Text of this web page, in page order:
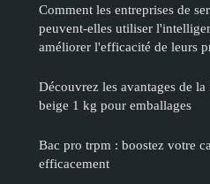
Comment les entreprises de
peuvent-elles utiliser
améliorer l'efficacité de leurs
Découvrez les avantages de
beige 1 kg pour emballages
Bac pro trpm : boostez votre
efficacement